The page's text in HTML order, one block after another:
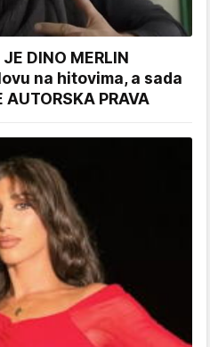
DINO MERLIN
na hitovima, a sada
PRAVA